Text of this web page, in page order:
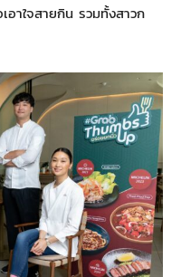
าใจสายกิน รวมทั้งสาวก